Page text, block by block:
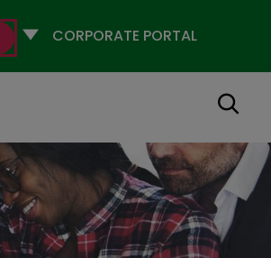
Selecciona
Search